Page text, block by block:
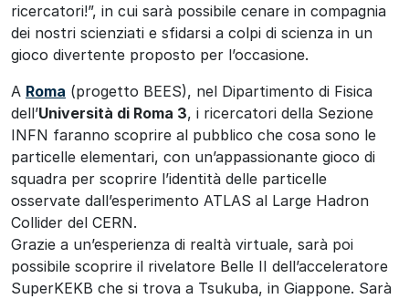
ricercatori!”, in cui sarà possibile cenare in compagnia
dei nostri scienziati e sfidarsi a colpi di scienza in un
gioco divertente proposto per l’occasione.
A Roma (progetto BEES), nel Dipartimento di Fisica
dell’Università di Roma 3, i ricercatori della Sezione
INFN faranno scoprire al pubblico che cosa sono le
particelle elementari, con un’appassionante gioco di
squadra per scoprire l’identità delle particelle
osservate dall’esperimento ATLAS al Large Hadron
Collider del CERN.
Grazie a un’esperienza di realtà virtuale, sarà poi
possibile scoprire il rivelatore Belle II dell’acceleratore
SuperKEKB che si trova a Tsukuba, in Giappone. Sarà